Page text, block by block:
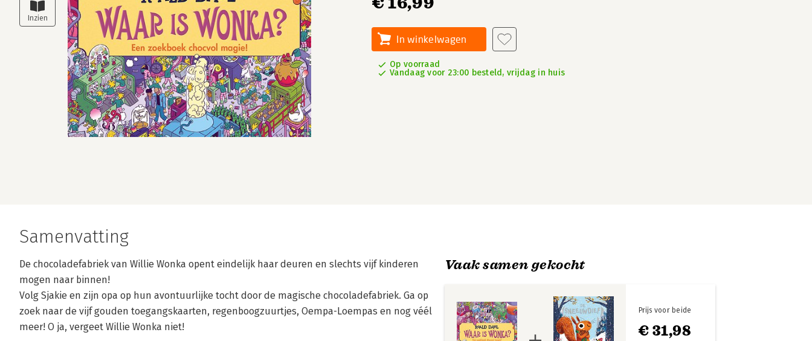
In winkelwagen
Op voorraad
Vandaag voor 23:00 besteld, vrijdag in huis
Samenvatting
De chocoladefabriek van Willie Wonka opent eindelijk haar deuren en slechts vijf kinderen
mogen naar binnen!
Volg Sjakie en zijn opa op hun avontuurlijke tocht door de magische chocoladefabriek. Ga op
zoek naar de vijf gouden toegangskaarten, regenboogzuurtjes, Oempa-Loempas en nog véél
meer! O ja, vergeet Willie Wonka niet!
Vaak samen gekocht
€ 31,98
Prijs voor beide